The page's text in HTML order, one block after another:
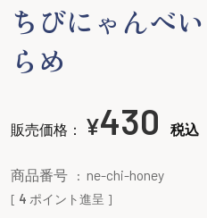
ちびにゃんべ
らめ
販売価格： ¥430 税込
商品番号 ne-chi-honey
[ 4 ポイント進呈 ]